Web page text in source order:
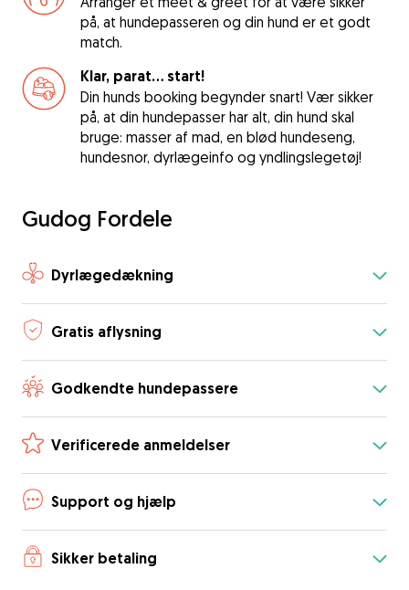
på, at hundepasseren og din hund er et godt
match.
Klar, parat... start!
Din hunds booking begynder snart! Vær sikker
på, at din hundepasser har alt, din hund skal
bruge: masser af mad, en blød hundeseng,
hundesnor, dyrlægeinfo og yndlingslegetøj!
Gudog Fordele
Dyrlægedækning
Gratis aflysning
Godkendte hundepassere
Verificerede anmeldelser
Support og hjælp
Sikker betaling